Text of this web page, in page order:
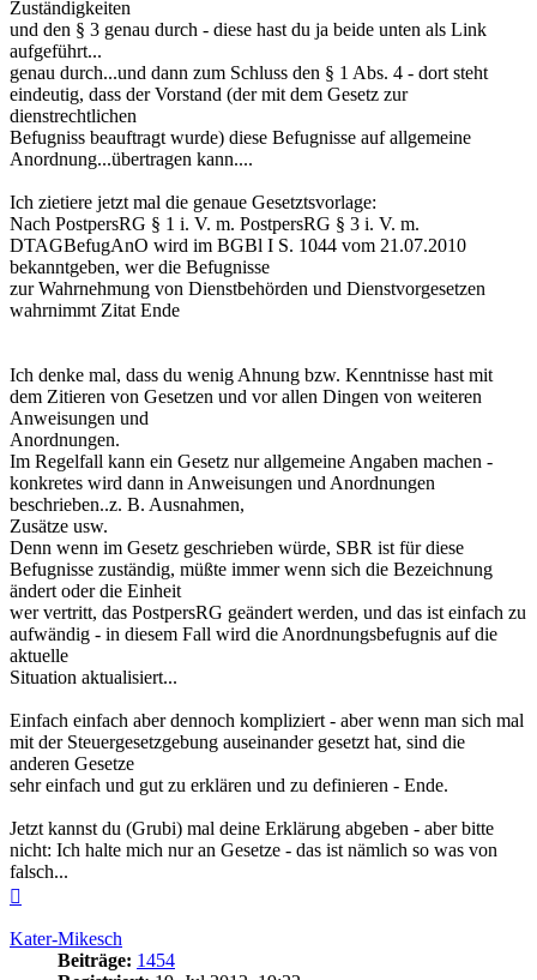
Zuständigkeiten
und den § 3 genau durch - diese hast du ja beide unten als Link
aufgeführt...
genau durch...und dann zum Schluss den § 1 Abs. 4 - dort steht
eindeutig, dass der Vorstand (der mit dem Gesetz zur
dienstrechtlichen
Befugniss beauftragt wurde) diese Befugnisse auf allgemeine
Anordnung...übertragen kann....
Ich zietiere jetzt mal die genaue Gesetztsvorlage:
Nach PostpersRG § 1 i. V. m. PostpersRG § 3 i. V. m.
DTAGBefugAnO wird im BGBl I S. 1044 vom 21.07.2010
bekanntgeben, wer die Befugnisse
zur Wahrnehmung von Dienstbehörden und Dienstvorgesetzen
wahrnimmt Zitat Ende
Ich denke mal, dass du wenig Ahnung bzw. Kenntnisse hast mit
dem Zitieren von Gesetzen und vor allen Dingen von weiteren
Anweisungen und
Anordnungen.
Im Regelfall kann ein Gesetz nur allgemeine Angaben machen -
konkretes wird dann in Anweisungen und Anordnungen
beschrieben..z. B. Ausnahmen,
Zusätze usw.
Denn wenn im Gesetz geschrieben würde, SBR ist für diese
Befugnisse zuständig, müßte immer wenn sich die Bezeichnung
ändert oder die Einheit
wer vertritt, das PostpersRG geändert werden, und das ist einfach zu
aufwändig - in diesem Fall wird die Anordnungsbefugnis auf die
aktuelle
Situation aktualisiert...
Einfach einfach aber dennoch kompliziert - aber wenn man sich mal
mit der Steuergesetzgebung auseinander gesetzt hat, sind die
anderen Gesetze
sehr einfach und gut zu erklären und zu definieren - Ende.
Jetzt kannst du (Grubi) mal deine Erklärung abgeben - aber bitte
nicht: Ich halte mich nur an Gesetze - das ist nämlich so was von
falsch...
Kater-Mikesch
Beiträge: 1454